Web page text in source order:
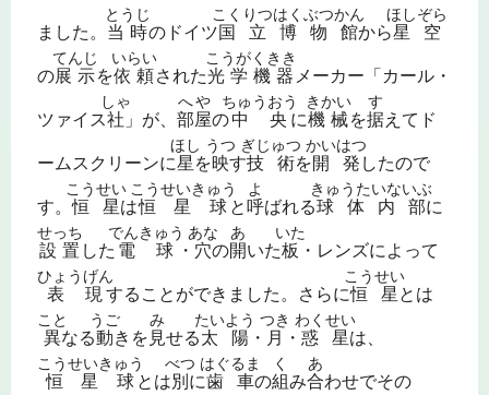
ました。 当時
とうじ
のドイツ 国立博物館
こくりつはくぶつかん
から星空
ほしぞら
の展示
てんじ
を依頼
いらい
された光学機器
こうがくきき
メーカー「カール・
ツァイス社
しゃ
」が、 部屋
へや
の中央
ちゅうおう
に機械
きかい
を据
す
えてド
ームスクリーンに星
ほし
を映
うつ
す技術
ぎじゅつ
を開発
かいはつ
したので
す。恒星
こうせい
は恒星球
こうせいきゅう
と呼
よ
ばれる球体内部
きゅうたいないぶ
に
設置
せっち
した 電球
でんきゅう
・ 穴
あな
の開
あ
いた板
いた
・レンズによって
表現
ひょうげん
することができました。さらに恒星
こうせい
とは
異
こと
なる動
うご
きを 見
み
せる太陽
たいよう
・ 月
つき
・ 惑星
わくせい
は、
恒星球
こうせいきゅう
とは別
べつ
に歯車
はぐるま
の組
く
み合
あ
わせでその